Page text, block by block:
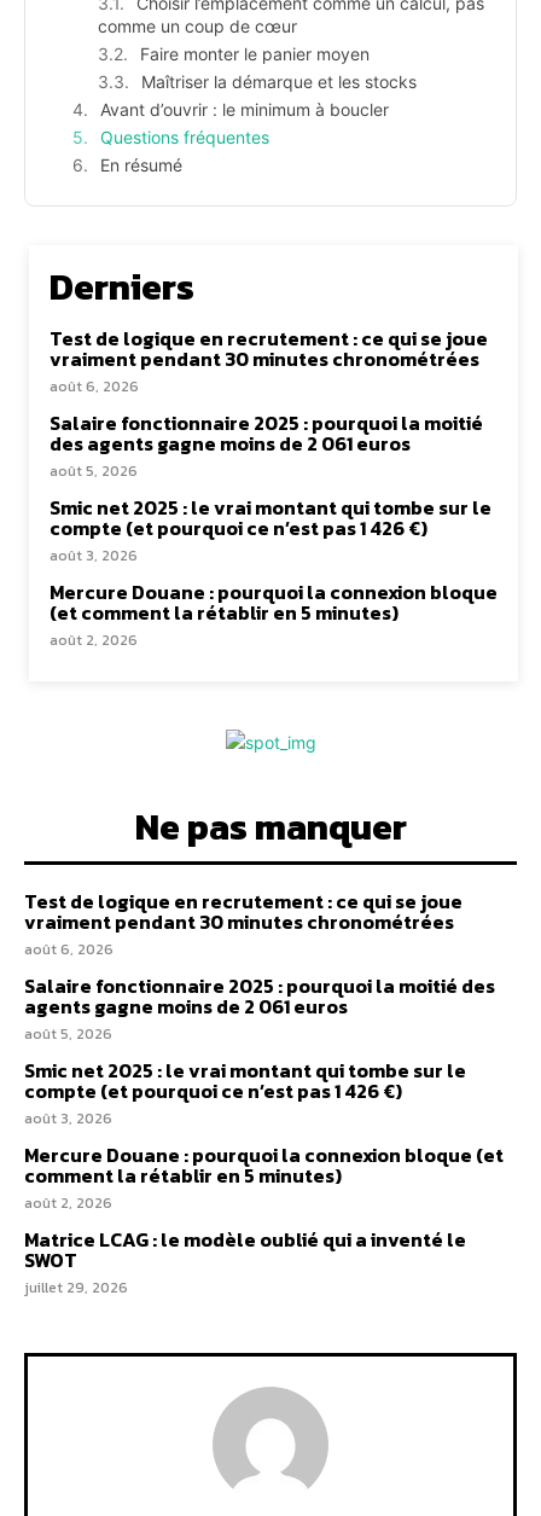
comme un coup de cœur
Faire monter le panier moyen
Maîtriser la démarque et les stocks
Avant d’ouvrir : le minimum à boucler
Questions fréquentes
En résumé
Derniers
Test de logique en recrutement : ce qui se joue
vraiment pendant 30 minutes chronométrées
août 6, 2026
Salaire fonctionnaire 2025 : pourquoi la moitié
des agents gagne moins de 2 061 euros
août 5, 2026
Smic net 2025 : le vrai montant qui tombe sur le
compte (et pourquoi ce n’est pas 1 426 €)
août 3, 2026
Mercure Douane : pourquoi la connexion bloque
(et comment la rétablir en 5 minutes)
août 2, 2026
Ne pas manquer
Test de logique en recrutement : ce qui se joue
vraiment pendant 30 minutes chronométrées
août 6, 2026
Salaire fonctionnaire 2025 : pourquoi la moitié des
agents gagne moins de 2 061 euros
août 5, 2026
Smic net 2025 : le vrai montant qui tombe sur le
compte (et pourquoi ce n’est pas 1 426 €)
août 3, 2026
Mercure Douane : pourquoi la connexion bloque (et
comment la rétablir en 5 minutes)
août 2, 2026
Matrice LCAG : le modèle oublié qui a inventé le
SWOT
juillet 29, 2026